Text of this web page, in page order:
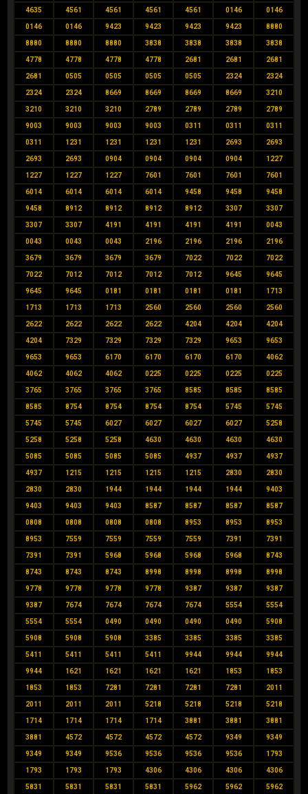
4635 4561 4561 4561 4561 0146 0146
0146 0146 9423 9423 9423 9423 8880
8880 8880 8880 3838 3838 3838 3838
4778 4778 4778 4778 2681 2681 2681
2681 0505 0505 0505 0505 2324 2324
2324 2324 8669 8669 8669 8669 3210
3210 3210 3210 2789 2789 2789 2789
9003 9003 9003 9003 0311 0311 0311
0311 1231 1231 1231 1231 2693 2693
2693 2693 0904 0904 0904 0904 1227
1227 1227 1227 7601 7601 7601 7601
6014 6014 6014 6014 9458 9458 9458
9458 8912 8912 8912 8912 3307 3307
3307 3307 4191 4191 4191 4191 0043
0043 0043 0043 2196 2196 2196 2196
3679 3679 3679 3679 7022 7022 7022
7022 7012 7012 7012 7012 9645 9645
9645 9645 0181 0181 0181 0181 1713
1713 1713 1713 2560 2560 2560 2560
2622 2622 2622 2622 4204 4204 4204
4204 7329 7329 7329 7329 9653 9653
9653 9653 6170 6170 6170 6170 4062
4062 4062 4062 0225 0225 0225 0225
3765 3765 3765 3765 8585 8585 8585
8585 8754 8754 8754 8754 5745 5745
5745 5745 6027 6027 6027 6027 5258
5258 5258 5258 4630 4630 4630 4630
5085 5085 5085 5085 4937 4937 4937
4937 1215 1215 1215 1215 2830 2830
2830 2830 1944 1944 1944 1944 9403
9403 9403 9403 8587 8587 8587 8587
0808 0808 0808 0808 8953 8953 8953
8953 7559 7559 7559 7559 7391 7391
7391 7391 5968 5968 5968 5968 8743
8743 8743 8743 8998 8998 8998 8998
9778 9778 9778 9778 9387 9387 9387
9387 7674 7674 7674 7674 5554 5554
5554 5554 0490 0490 0490 0490 5908
5908 5908 5908 3385 3385 3385 3385
5411 5411 5411 5411 9944 9944 9944
9944 1621 1621 1621 1621 1853 1853
1853 1853 7281 7281 7281 7281 2011
2011 2011 2011 5218 5218 5218 5218
1714 1714 1714 1714 3881 3881 3881
3881 4572 4572 4572 4572 9349 9349
9349 9349 9536 9536 9536 9536 1793
1793 1793 1793 4306 4306 4306 4306
5831 5831 5831 5831 5962 5962 5962